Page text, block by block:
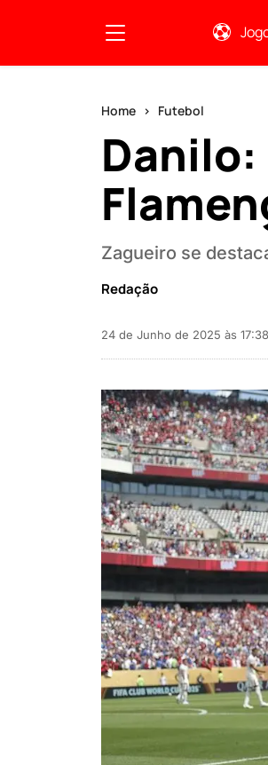
Home Futebol
Zagueiro se
Redação
24 de Junho de 2025 às 17:38